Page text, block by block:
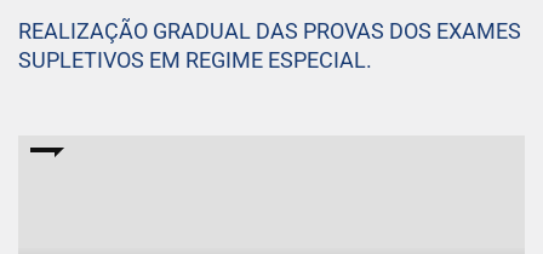
REALIZAÇÃO GRADUAL DAS PROVAS DOS EXAMES
SUPLETIVOS EM REGIME ESPECIAL.